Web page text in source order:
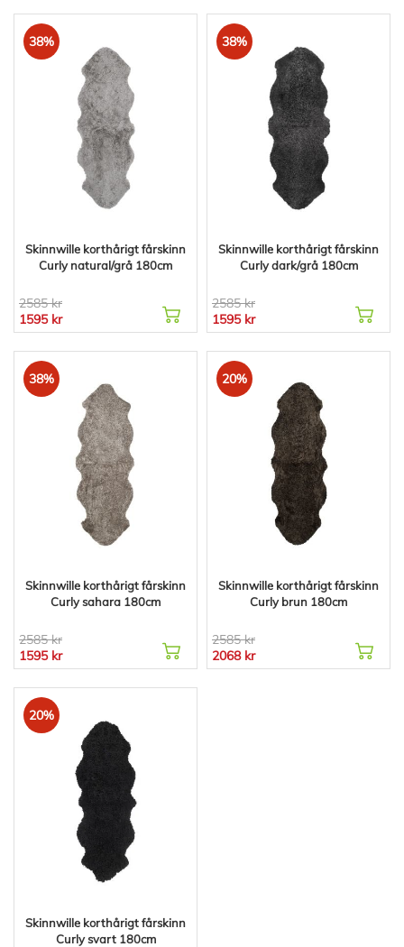
38%
Skinnwille korthårigt fårskinn
Curly natural/grå 180cm
2585 kr
1595 kr
38%
Skinnwille korthårigt fårskinn
Curly dark/grå 180cm
2585 kr
1595 kr
38%
Skinnwille korthårigt fårskinn
Curly sahara 180cm
2585 kr
1595 kr
20%
Skinnwille korthårigt fårskinn
Curly brun 180cm
2585 kr
2068 kr
20%
Skinnwille korthårigt fårskinn
Curly svart 180cm